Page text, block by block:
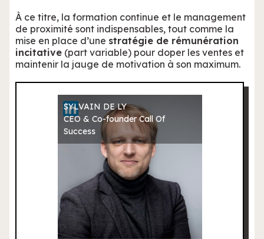
À ce titre, la formation continue et le management
de proximité sont indispensables, tout comme la
mise en place d’une stratégie de rémunération
incitative (part variable) pour doper les ventes et
maintenir la jauge de motivation à son maximum.
SYLVAIN DE LY
CEO & Co-founder Call Of
Success